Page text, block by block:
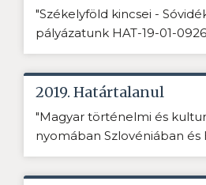
"Székelyföld kincsei -
pályázatunk HAT-19-01-0926
2019. Határtalanul
"Magyar történelmi és
nyomában Szlovéniában és